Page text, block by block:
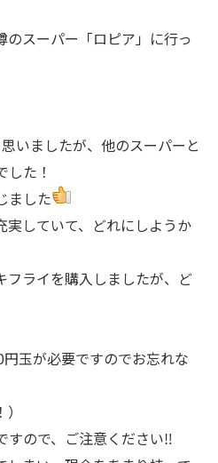
のスーパー「ロピア」に行っ
いましたが、他のスーパーと
た！
ました
実していて、どれにしようか
フライを購入しましたが、ど
玉が必要ですのでお忘れな
すので、ご注意ください‼